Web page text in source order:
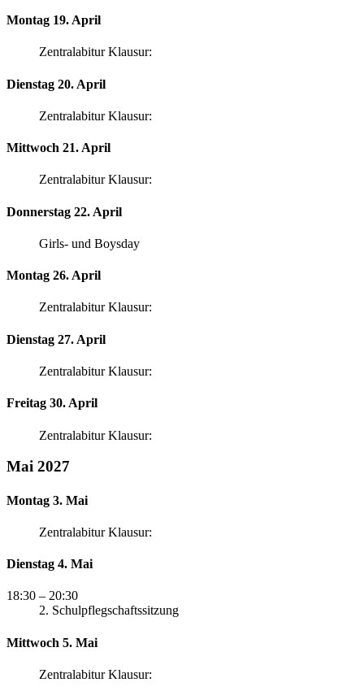
Montag 19. April
Zentralabitur Klausur:
Dienstag 20. April
Zentralabitur Klausur:
Mittwoch 21. April
Zentralabitur Klausur:
Donnerstag 22. April
Girls- und Boysday
Montag 26. April
Zentralabitur Klausur:
Dienstag 27. April
Zentralabitur Klausur:
Freitag 30. April
Zentralabitur Klausur:
Mai 2027
Montag 3. Mai
Zentralabitur Klausur:
Dienstag 4. Mai
18:30 – 20:30
2. Schulpflegschaftssitzung
Mittwoch 5. Mai
Zentralabitur Klausur: